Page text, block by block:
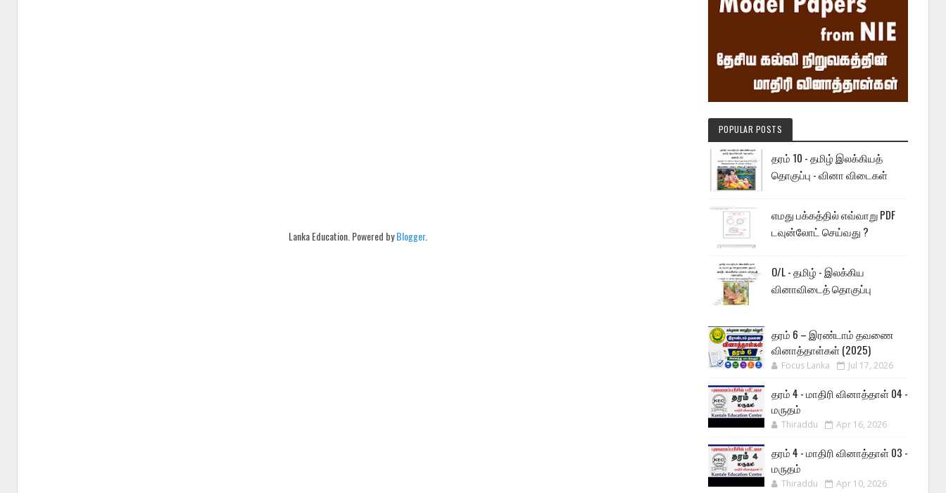
Lanka Education. Powered byBlogger.
POPULAR POSTS
தரம் 10 - தமிழ் இலக்கியத்
தொகுப்பு - வினா விடைகள்
எமது பக்கத்தில் எவ்வாறு PDF
டவுன்லோட் செய்வது ?
O/L - தமிழ் - இலக்கிய
வினாவிடைத் தொகுப்பு
தரம் 6 – இரண்டாம் தவணை
வினாத்தாள்கள் (2025)
Focus Lanka Jul 17, 2026
தரம் 4 - மாதிரி வினாத்தாள் 04 -
மருதம்
Thiraddu Apr 16, 2026
தரம் 4 - மாதிரி வினாத்தாள் 03 -
மருதம்
Thiraddu Apr 10, 2026